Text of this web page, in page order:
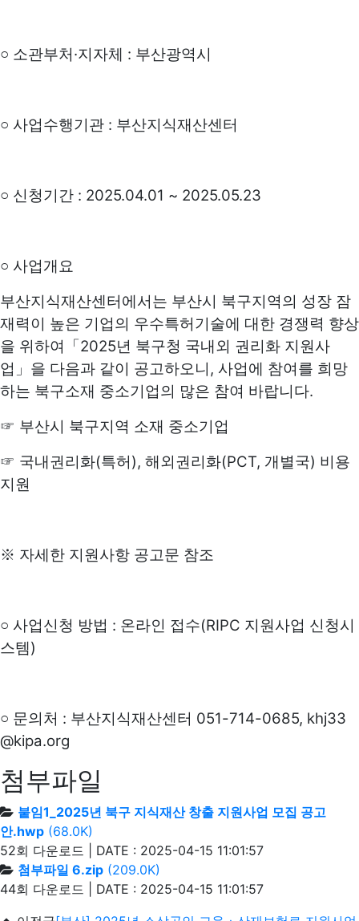
○ 소관부처 ·지자체 : 부산광역시
○ 사업수행기관 : 부산지식재산센터
○ 신청기간 : 2025.04.01 ~ 2025.05.23
○ 사업개요
부산지식재산센터에서는 부산시 북구지역의 성장 잠
재력이 높은 기업의 우수특허기술에 대한 경쟁력 향상
을 위하여
「 2025년 북구청 국내외 권리화 지원사
업 」 을 다음과 같이 공고하오니 , 사업에 참여를 희망
하는 북구소재 중소기업의 많은 참여 바랍니다.
☞ 부산시 북구지역 소재 중소기업
☞ 국내권리화(특허 ), 해외권리화(PCT, 개별국) 비용
지원
※ 자세한 지원사항 공고문 참조
○ 사업신청 방법 : 온라인 접수(RIPC 지원사업 신청시
스템)
○ 문의처 : 부산지식재산센터 051-714-0685, khj33
@kipa.org
첨부파일
붙임1_2025년 북구 지식재산 창출 지원사업 모집 공고
안.hwp (68.0K)
52회 다운로드 | DATE : 2025-04-15 11:01:57
첨부파일 6.zip (209.0K)
44회 다운로드 | DATE : 2025-04-15 11:01:57